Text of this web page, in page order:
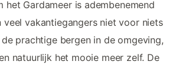
het Gardameer is adembenemend
veel vakantiegangers niet voor niets
prachtige bergen in de omgeving,
natuurlijk het mooie meer zelf. De